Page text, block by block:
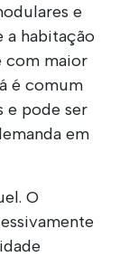
e
habitação
com maior
é comum
e pode ser
em
O